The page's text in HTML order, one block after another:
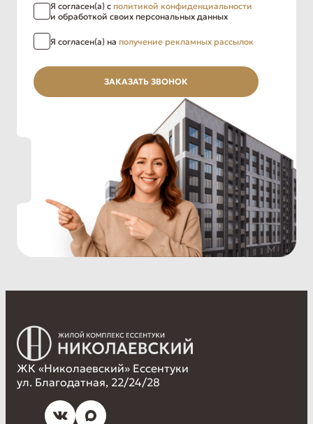
Я согласен(а) с политикой конфиденциальности
и обработкой своих персональных данных
Я согласен(а) на получение рекламных рассылок
ЖК «Николаевский» Ессентуки
ул. Благодатная, 22/24/28